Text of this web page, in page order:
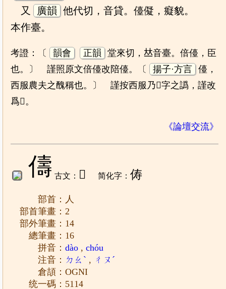
又
廣韻 他代切，音貸。儓儗，癡貌。
本作臺。
考證：〔 韻會 正韻
堂來切，𠀤音臺。倍儓，臣
也。〕 謹照原文倍儓改陪儓。〔
揚子·方言 儓，
西服農夫之醜稱也。〕 謹按西服乃𧟱字之譌，謹改
爲𧟱。
《論壇交流》
儔 古文： 𠍻 简化字：俦
部首：人
部首筆畫：2
部外筆畫：14
總筆畫：16
拼音：dào ,chóu
注音： ㄉㄠˋ , ㄔㄡˊ
倉頡：OGNI
统一碼：5114